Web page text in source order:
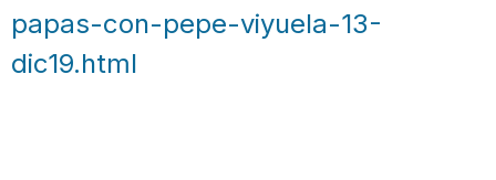
papas-con-pepe-viyuela-13-
dic19.html